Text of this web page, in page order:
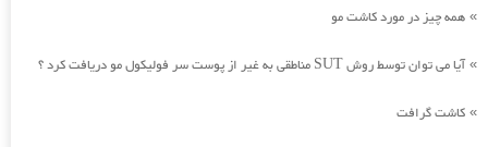
» همه چیز در مورد کاشت مو
»آیا می توان توسط روش SUT مناطقی به غیر از پوست سر فولیکول مو دریافت کرد ؟
» کاشت گرافت